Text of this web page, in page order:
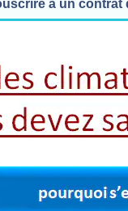
à un contrat